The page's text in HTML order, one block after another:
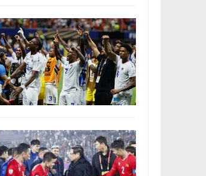
Photo
Infographic
Góc ảnh
Công nghệ
Hitech Công nghệ tương lai
Sản phẩm